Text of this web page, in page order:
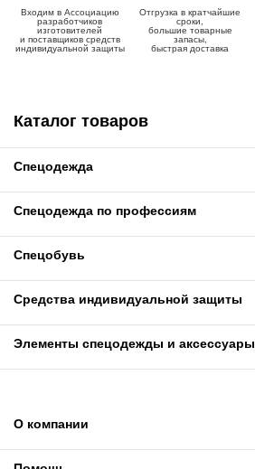
Входим в Ассоциацию
разработчиков
изготовителей
и поставщиков средств
индивидуальной защиты
Отгрузка в кратчайшие
сроки,
большие товарные
запасы,
быстрая доставка
Каталог товаров
Спецодежда
Спецодежда по профессиям
Спецобувь
Средства индивидуальной защиты
Элементы спецодежды и аксессуары
О компании